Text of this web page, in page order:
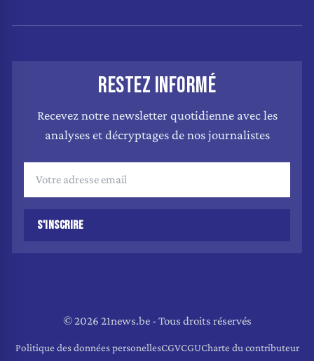
RESTEZ INFORMÉ
Recevez notre newsletter quotidienne avec les
analyses et décryptages de nos journalistes
S'INSCRIRE
© 2026 21news.be - Tous droits réservés
Politique des données personellesCGVCGUCharte du contributeur